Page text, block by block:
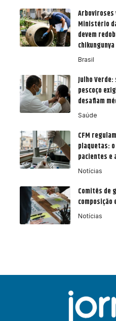
Arboviroses
Ministério
devem
chikungunya
Brasil
Julho
pescoço
desafiam
Saúde
CFM
plaquetas:
pacientes e
Notícias
Comitês de
composição
Notícias